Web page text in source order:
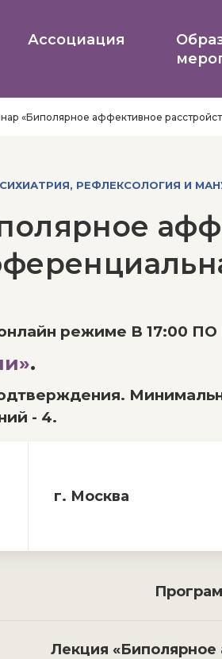
Ассоциация
«Биполярное аффективное
РЕФЛЕКСОЛОГИЯ И
режиме В 17:00
.
- 4.
г. Москва
Лекция